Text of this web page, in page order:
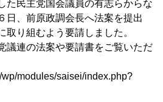
民主党国会議員の有志らからな
日、前原政調会長へ法案を提出
取り組むよう要請しました。
議連の法案や要請書をご覧いただ
modules/saisei/index.php?